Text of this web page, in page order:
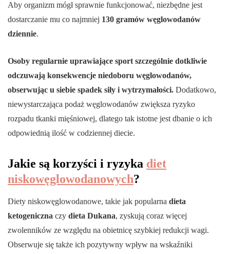
Aby organizm mógł sprawnie funkcjonować, niezbędne jest
dostarczanie mu co najmniej 130 gramów węglowodanów
dziennie.
Osoby regularnie uprawiające sport szczególnie dotkliwie
odczuwają konsekwencje niedoboru węglowodanów,
obserwując u siebie spadek siły i wytrzymałości. Dodatkowo,
niewystarczająca podaż węglowodanów zwiększa ryzyko
rozpadu tkanki mięśniowej, dlatego tak istotne jest dbanie o ich
odpowiednią ilość w codziennej diecie.
Jakie są korzyści i ryzyka diet
niskowęglowodanowych?
Diety niskowęglowodanowe, takie jak popularna dieta
ketogeniczna czy dieta Dukana, zyskują coraz więcej
zwolenników ze względu na obietnicę szybkiej redukcji wagi.
Obserwuje się także ich pozytywny wpływ na wskaźniki